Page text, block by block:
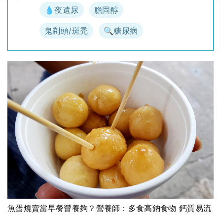
💧夜遺尿 膽固醇
鬼剃頭/斑禿 🔍糖尿病
魚蛋燒賣當早餐營養夠？營養師：多食高鈉食物 鈣質易流